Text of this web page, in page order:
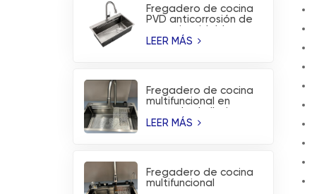
Fregadero de cocina
PVD anticorrosión de
hecho a mano de
LEER MÁS
Fregadero de cocina
multifuncional en
voladora de acero
LEER MÁS
Fregadero de cocina
multifuncional